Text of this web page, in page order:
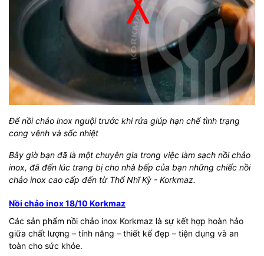
Để nồi chảo inox nguội trước khi rửa giúp hạn chế tình trạng
cong vênh và sốc nhiệt
Bây giờ bạn đã là một chuyên gia trong việc làm sạch nồi chảo
inox, đã đến lúc trang bị cho nhà bếp của bạn những chiếc nồi
chảo inox cao cấp đến từ Thổ Nhĩ Kỳ - Korkmaz.
Nồi chảo inox 18/10 Korkmaz
Các sản phẩm nồi chảo inox Korkmaz là sự kết hợp hoàn hảo
giữa chất lượng – tính năng – thiết kế đẹp – tiện dụng và an
toàn cho sức khỏe.